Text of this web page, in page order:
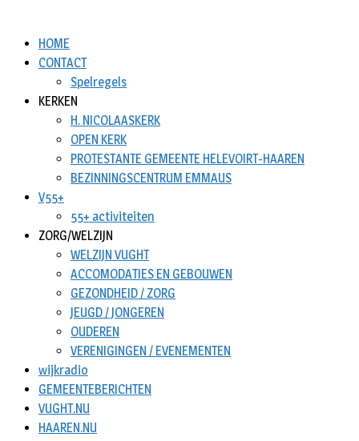
HOME
CONTACT
Spelregels
KERKEN
H. NICOLAASKERK
OPEN KERK
PROTESTANTE GEMEENTE HELEVOIRT-HAAREN
BEZINNINGSCENTRUM EMMAUS
V55+
55+ activiteiten
ZORG/WELZIJN
WELZIJN VUGHT
ACCOMODATIES EN GEBOUWEN
GEZONDHEID / ZORG
JEUGD / JONGEREN
OUDEREN
VERENIGINGEN / EVENEMENTEN
wijkradio
GEMEENTEBERICHTEN
VUGHT.NU
HAAREN.NU